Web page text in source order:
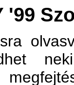
'99